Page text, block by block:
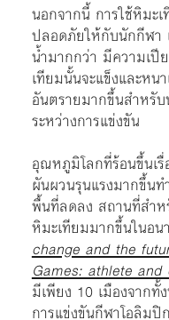
นอกจากนี้ การใช้หิมะ
ปลอดภัยให้กับนักกีฬา
น้ำมากกว่า มีความเปี
เทียมนั้นจะแข็งและหน
อันตรายมากขึ้นสำหรั
ระหว่างการแข่งขัน
อุณหภูมิโลกที่ร้อนขึ้นเ
ผันผวนรุนแรงมากขึ้น
พื้นที่ลดลง สถานที่สำ
หิมะเทียมมากขึ้นในอ
change and the
Games: athlete and
มีเพียง 10 เมืองจากทั้
การแข่งขันกีฬาโอลิม